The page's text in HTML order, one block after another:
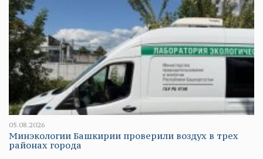
05.08.2026
Минэкологии Башкирии проверили воздух в трех
районах города